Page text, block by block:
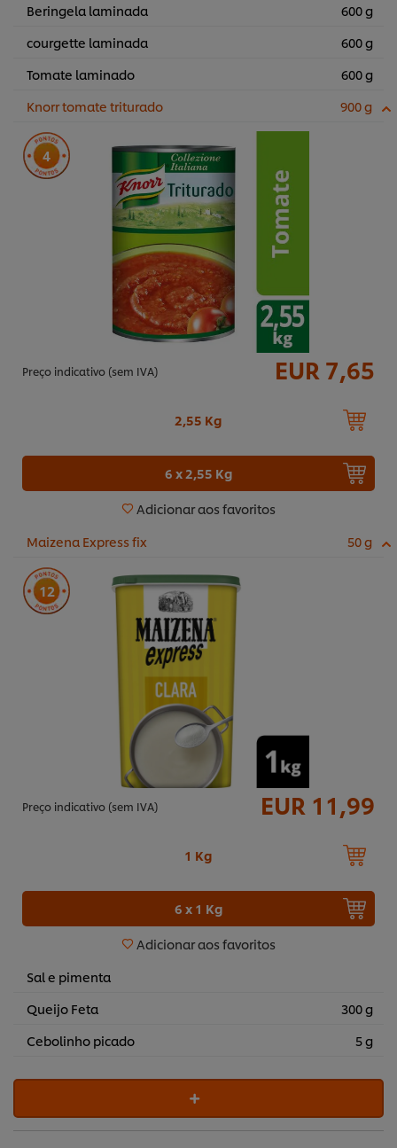
Beringela laminada
600 g
courgette laminada
600 g
Tomate laminado
600 g
Knorr tomate triturado
900 g
4
Preço indicativo (sem IVA) EUR 7,65
2,55 Kg
6 x 2,55 Kg
Adicionar aos favoritos
Maizena Express fix
50 g
12
Preço indicativo (sem IVA) EUR 11,99
1 Kg
6 x 1 Kg
Adicionar aos favoritos
Sal e pimenta
Queijo Feta
300 g
Cebolinho picado
5 g
Utilizamos cookies (e técnicas semelhantes) para
melhorar a sua experiência no nosso site. Os Cookies
permitem-lhe disfrutar de certas funcionalidades (tais